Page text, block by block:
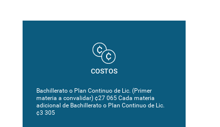
COSTOS
Bachillerato o Plan Continuo de Lic. (Primer
materia a convalidar) ¢27 065 Cada materia
adicional de Bachillerato o Plan Continuo de Lic.
¢3 305